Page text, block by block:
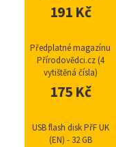
191 Kč
Předplatné magazínu
Přírodovědci.cz (4
vytištěná čísla)
175 Kč
USB flash disk PřF UK
(EN) - 32 GB